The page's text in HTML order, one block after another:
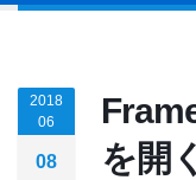
2018
06
08
を開